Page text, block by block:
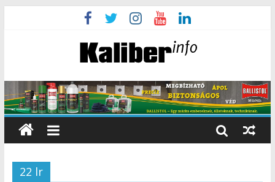
22 lr